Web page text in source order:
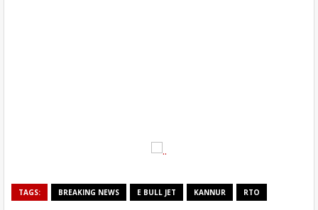
TAGS: BREAKING NEWS E BULL JET KANNUR RTO